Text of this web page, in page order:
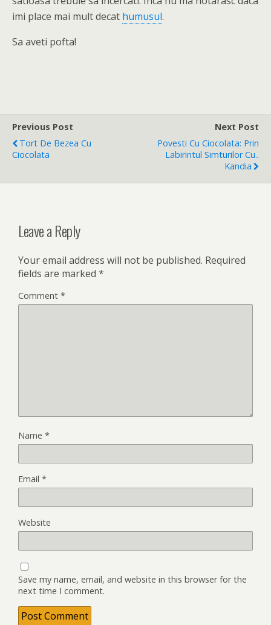
imi place mai mult decat humusul.
Sa aveti pofta!
Previous Post
Tort De Bezea Cu
Ciocolata
Next Post
Povesti Cu Ciocolata: Prin
Labirintul Simturilor Cu..
Kandia
Leave a Reply
Your email address will not be published. Required
fields are marked *
Comment *
Name *
Email *
Website
Save my name, email, and website in this browser for the
next time I comment.